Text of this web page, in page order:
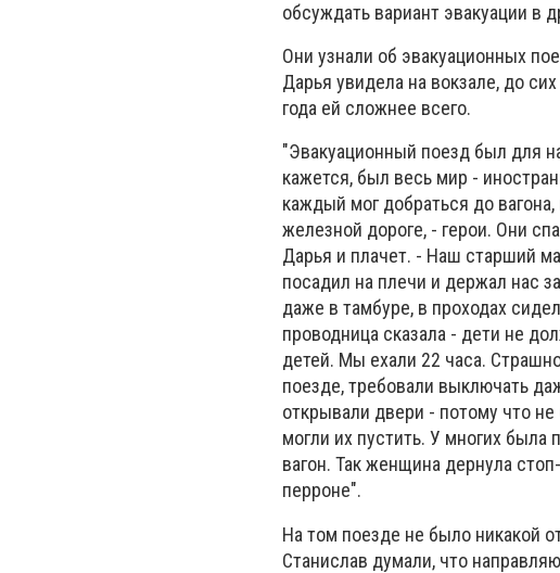
обсуждать вариант эвакуации в
Они узнали об эвакуационных
Дарья увидела на вокзале, до
года ей сложнее всего.
"Эвакуационный поезд был для
кажется, был весь мир -
каждый мог добраться до
железной дороге, - герои. Они
Дарья и плачет. - Наш старший
посадил на плечи и держал нас
даже в тамбуре, в проходах
проводница сказала - дети не
детей. Мы ехали 22 часа.
поезде, требовали выключать
открывали двери - потому что
могли их пустить. У многих была
вагон. Так женщина дернула
перроне".
На том поезде не было никакой
Станислав думали, что